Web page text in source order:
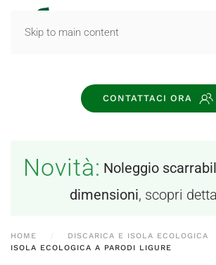
Skip to main content
CONTATTACI ORA
Novità: Noleggio
dimensioni, scopri
HOME DISCARICA E ISOLA ECOLOGICA
ISOLA ECOLOGICA A PARODI LIGURE